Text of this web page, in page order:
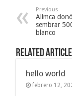
Previous
Alimca
sembrar
blanco
Related
hello world
febrero 12,